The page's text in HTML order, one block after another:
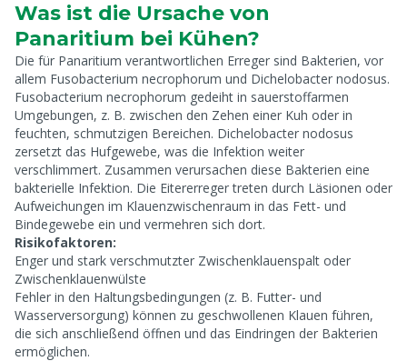
Was ist die Ursache von
Panaritium bei Kühen?
Die für Panaritium verantwortlichen Erreger sind Bakterien, vor
allem Fusobacterium necrophorum und Dichelobacter nodosus.
Fusobacterium necrophorum gedeiht in sauerstoffarmen
Umgebungen, z. B. zwischen den Zehen einer Kuh oder in
feuchten, schmutzigen Bereichen. Dichelobacter nodosus
zersetzt das Hufgewebe, was die Infektion weiter
verschlimmert. Zusammen verursachen diese Bakterien eine
bakterielle Infektion. Die Eitererreger treten durch Läsionen oder
Aufweichungen im Klauenzwischenraum in das Fett- und
Bindegewebe ein und vermehren sich dort.
Risikofaktoren:
Enger und stark verschmutzter Zwischenklauenspalt oder
Zwischenklauenwülste
Fehler in den Haltungsbedingungen (z. B. Futter- und
Wasserversorgung) können zu geschwollenen Klauen führen,
die sich anschließend öffnen und das Eindringen der Bakterien
ermöglichen.